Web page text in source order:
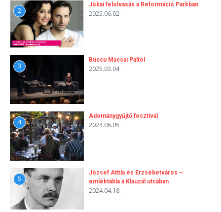
2
Jókai felolvasás a Reformáció Parkban
2025.06.02.
3
Búcsú Mácsai Páltól
2025.03.04.
4
Adománygyűjtő fesztivál
2024.06.05.
5
József Attila és Erzsébetváros –
emléktábla a Klauzál utcában
2024.04.18.